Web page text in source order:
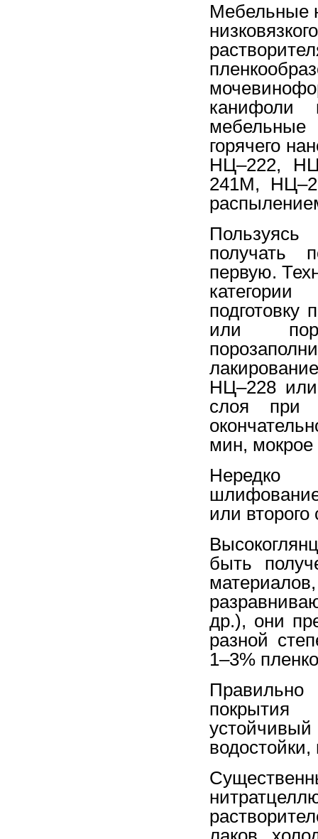
Мебельные
канифоли
мебельные
горячего
НЦ–222,
241М,
получать
первую.
подготовку
или
НЦ–228
слоя при
мин,
Нередко
или второго
быть
др.), они
разной
1–3%